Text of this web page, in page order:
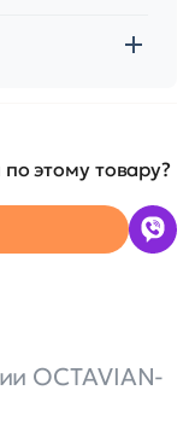
этому товару?
OCTAVIAN-